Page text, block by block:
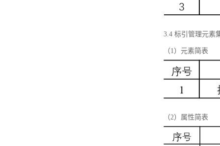
3.4 标引管理元素
（1）元素简表
（2）属性简表